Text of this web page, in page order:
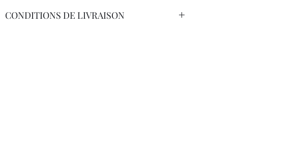
CONDITIONS DE LIVRAISON